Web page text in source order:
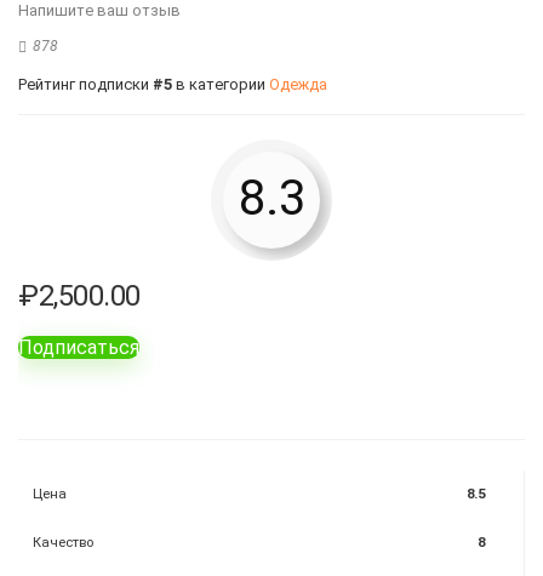
Напишите ваш отзыв
878
Рейтинг подписки #5 в категории Одежда
8.3
₽2,500.00
Подписаться
Цена 8.5
Качество 8